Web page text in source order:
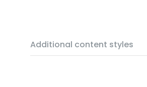
Additional content styles